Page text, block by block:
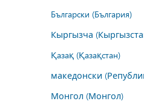
Български (България)
Кыргызча
Қазақ (Қазақстан)
македонски
Монгол (Монгол)